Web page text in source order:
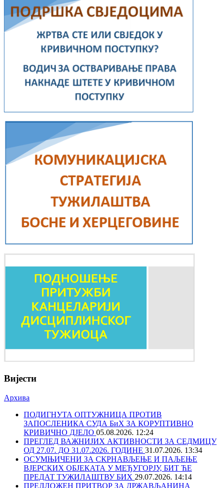
Вијести
Архива
ПОДИГНУТА ОПТУЖНИЦА ПРОТИВ
ЗАПОСЛЕНИКА СУДА БиХ ЗА КОРУПТИВНО
КРИВИЧНО ДЈЕЛО 05.08.2026. 12:24
ПРЕГЛЕД ВАЖНИЈИХ АКТИВНОСТИ ЗА СЕДМИЦУ
ОД 27.07. ДО 31.07.2026. ГОДИНЕ 31.07.2026. 13:34
ОСУМЊИЧЕНИ ЗА СКРНАВЉЕЊЕ И ПАЉЕЊЕ
ВЈЕРСКИХ ОБЈЕКАТА У МЕЂУГОРЈУ, БИТ ЋЕ
ПРЕДАТ ТУЖИЛАШТВУ БИХ 29.07.2026. 14:14
ПРЕДЛОЖЕН ПРИТВОР ЗА ДРЖАВЉАНИНА